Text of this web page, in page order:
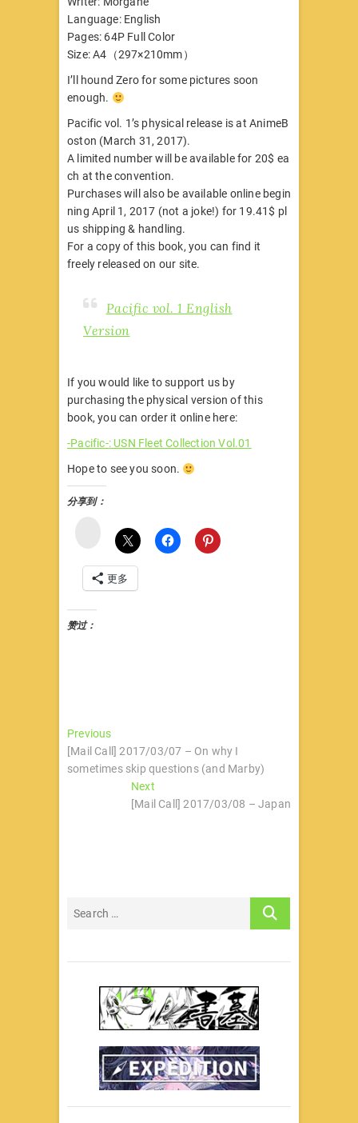
Language: English
Pages: 64P Full Color
Size: A4（297×210mm）
I’ll hound Zero for some pictures soon
enough.
Pacific vol. 1’s physical release is at AnimeB
oston (March 31, 2017).
A limited number will be available for 20$ ea
ch at the convention.
Purchases will also be available online begin
ning April 1, 2017 (not a joke!) for 19.41$ pl
us shipping & handling.
For a copy of this book, you can find it
freely released on our site.
Pacific vol. 1 English
Version
If you would like to support us by
purchasing the physical version of this
book, you can order it online here:
-Pacific-: USN Fleet Collection Vol.01
Hope to see you soon.
分享到：
更多
赞过：
文
章
PreviousPrevious
post:
[Mail Call] 2017/03/07 – On why I
sometimes skip questions (and Marby)
NextNext
post:
[Mail Call] 2017/03/08 – Japan